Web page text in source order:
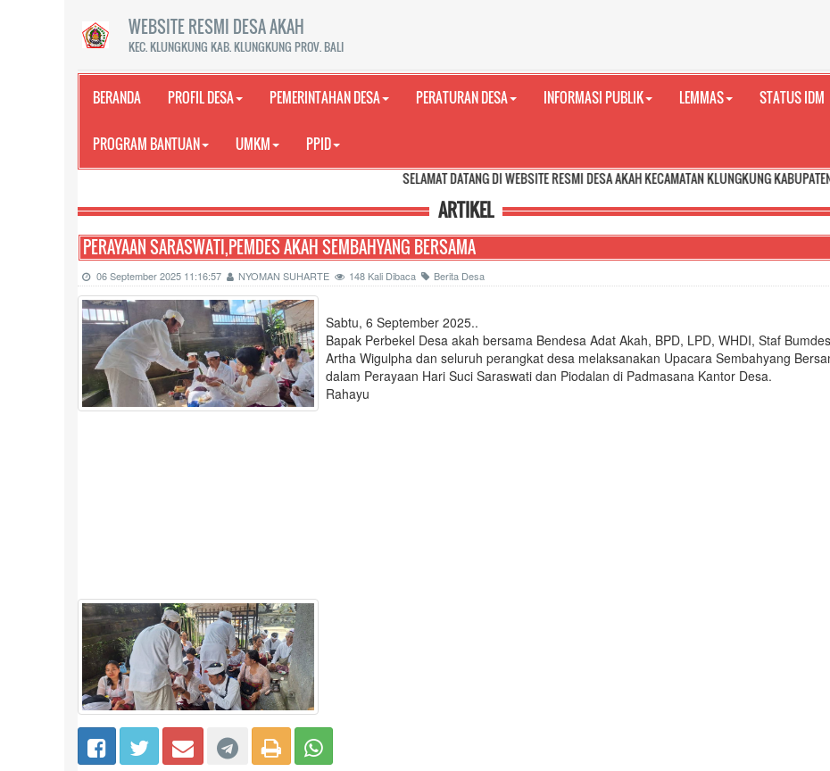
WEBSITE RESMI DESA AKAH
KEC. KLUNGKUNG KAB. KLUNGKUNG PROV. BALI
BERANDA PROFIL DESA PEMERINTAHAN DESA PERATURAN DESA INFORMASI PUBLIK LEMMAS STATUS IDM
PROGRAM BANTUAN UMKM PPID
SELAMAT DATANG DI WEBSITE RESMI DESA AKAH KECAMATAN KLUNGKUNG KABUPATEN
ARTIKEL
PERAYAAN SARASWATI,PEMDES AKAH SEMBAHYANG BERSAMA
06 September 2025 11:16:57 NYOMAN SUHARTE 148 Kali Dibaca Berita Desa
Sabtu, 6 September 2025..
Bapak Perbekel Desa akah bersama Bendesa Adat Akah, BPD, LPD, WHDI, Staf Bumdes
Artha Wigulpha dan seluruh perangkat desa melaksanakan Upacara Sembahyang
dalam Perayaan Hari Suci Saraswati dan Piodalan di Padmasana Kantor Desa.
Rahayu